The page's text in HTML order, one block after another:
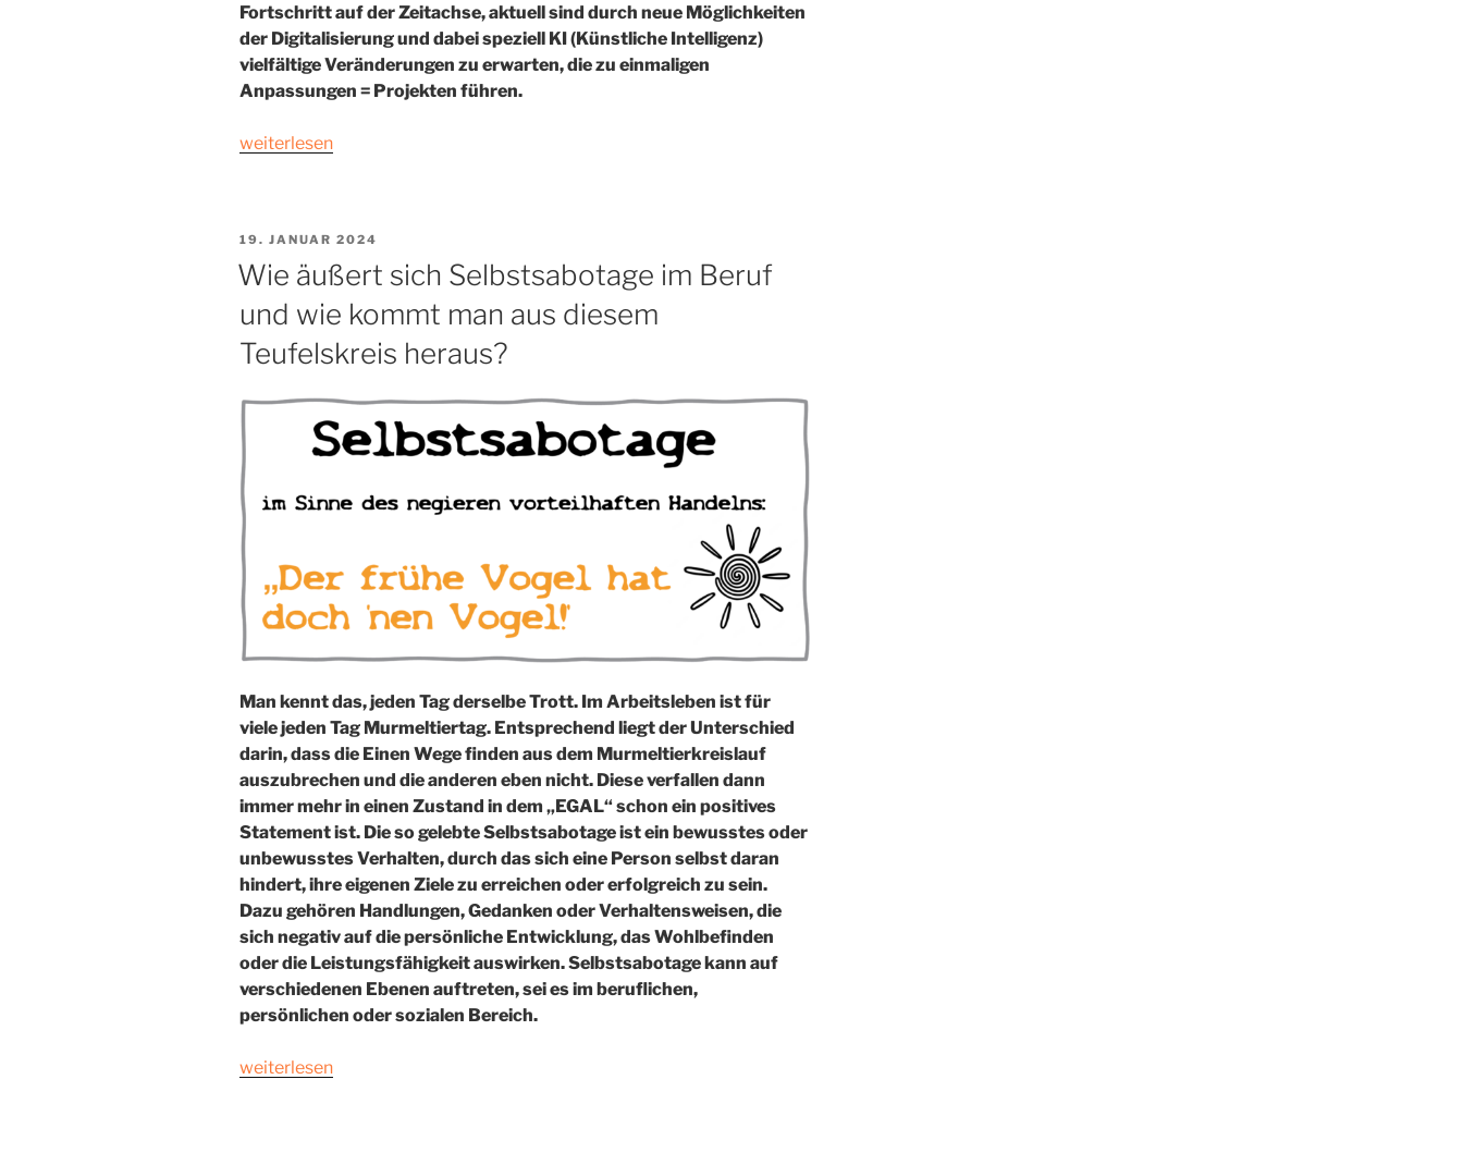
Fortschritt auf der Zeitachse, aktuell sind durch neue Möglichkeiten
der Digitalisierung und dabei speziell KI (Künstliche Intelligenz)
vielfältige Veränderungen zu erwarten, die zu einmaligen
Anpassungen = Projekten führen.
„Warum
wie
kann
gegensteuern?“
weiterlesen
VERÖFFENTLICHT
AM
19. JANUAR 2024
Wie äußert sich Selbstsabotage im Beruf
und wie kommt man aus diesem
Teufelskreis heraus?
Man kennt das, jeden Tag derselbe Trott. Im Arbeitsleben ist für
viele jeden Tag Murmeltiertag. Entsprechend liegt der Unterschied
darin, dass die Einen Wege finden aus dem Murmeltierkreislauf
auszubrechen und die anderen eben nicht. Diese verfallen dann
immer mehr in einen Zustand in dem „EGAL“ schon ein positives
Statement ist. Die so gelebte Selbstsabotage ist ein bewusstes oder
unbewusstes Verhalten, durch das sich eine Person selbst daran
hindert, ihre eigenen Ziele zu erreichen oder erfolgreich zu sein.
Dazu gehören Handlungen, Gedanken oder Verhaltensweisen, die
sich negativ auf die persönliche Entwicklung, das Wohlbefinden
oder die Leistungsfähigkeit auswirken. Selbstsabotage kann auf
verschiedenen Ebenen auftreten, sei es im beruflichen,
persönlichen oder sozialen Bereich.
„Wie
weiterlesen